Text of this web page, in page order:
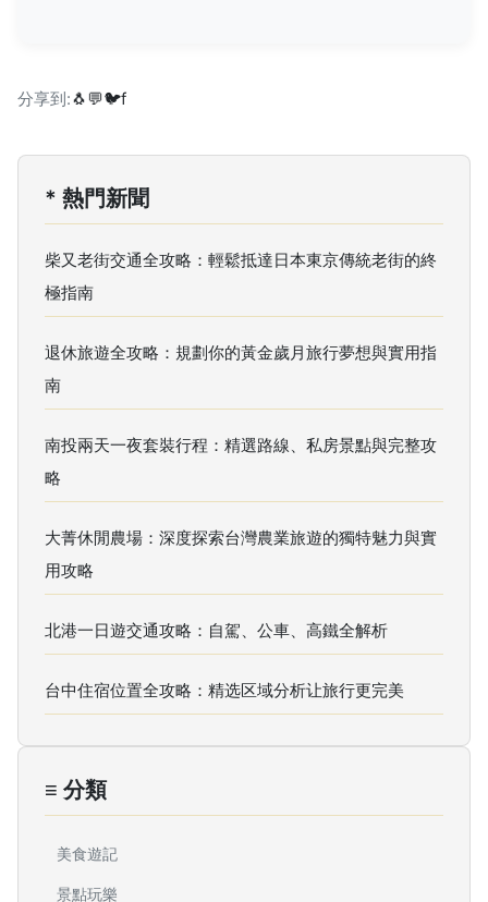
分享到:🐧💬🐦f
* 熱門新聞
柴又老街交通全攻略：輕鬆抵達日本東京傳統老街的終
極指南
退休旅遊全攻略：規劃你的黃金歲月旅行夢想與實用指
南
南投兩天一夜套裝行程：精選路線、私房景點與完整攻
略
大菁休閒農場：深度探索台灣農業旅遊的獨特魅力與實
用攻略
北港一日遊交通攻略：自駕、公車、高鐵全解析
台中住宿位置全攻略：精选区域分析让旅行更完美
≡ 分類
美食遊記
景點玩樂